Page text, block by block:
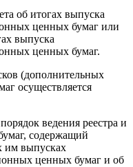
об итогах выпуска
ценных бумаг или
выпуска
ценных бумаг.
(дополнительных
осуществляется
ведения реестра и
содержащий
им выпусках
ценных бумаг и об